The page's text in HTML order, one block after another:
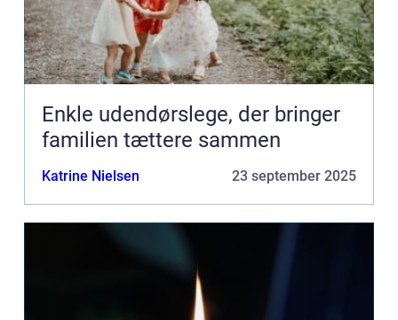
Enkle udendørslege, der bringer
familien tættere sammen
Katrine Nielsen 23 september 2025